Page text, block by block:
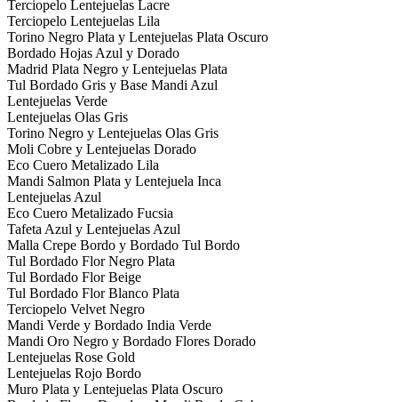
Terciopelo Lentejuelas Lacre
Terciopelo Lentejuelas Lila
Torino Negro Plata y Lentejuelas Plata Oscuro
Bordado Hojas Azul y Dorado
Madrid Plata Negro y Lentejuelas Plata
Tul Bordado Gris y Base Mandi Azul
Lentejuelas Verde
Lentejuelas Olas Gris
Torino Negro y Lentejuelas Olas Gris
Moli Cobre y Lentejuelas Dorado
Eco Cuero Metalizado Lila
Mandi Salmon Plata y Lentejuela Inca
Lentejuelas Azul
Eco Cuero Metalizado Fucsia
Tafeta Azul y Lentejuelas Azul
Malla Crepe Bordo y Bordado Tul Bordo
Tul Bordado Flor Negro Plata
Tul Bordado Flor Beige
Tul Bordado Flor Blanco Plata
Terciopelo Velvet Negro
Mandi Verde y Bordado India Verde
Mandi Oro Negro y Bordado Flores Dorado
Lentejuelas Rose Gold
Lentejuelas Rojo Bordo
Muro Plata y Lentejuelas Plata Oscuro